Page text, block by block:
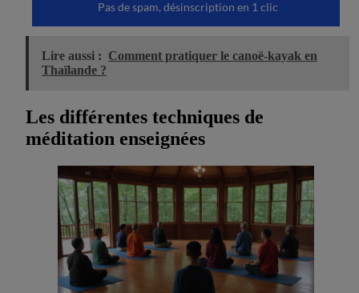
Lire aussi : Comment pratiquer le canoë-kayak en
Thaïlande ?
Les différentes techniques de
méditation enseignées